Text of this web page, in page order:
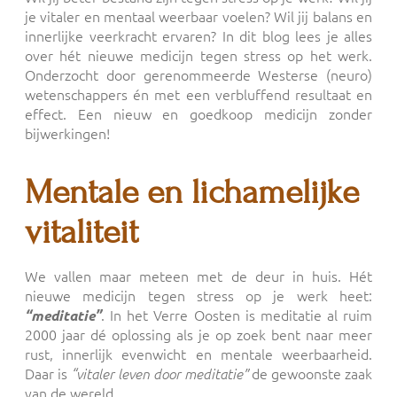
je vitaler en mentaal weerbaar voelen? Wil jij balans en
innerlijke veerkracht ervaren? In dit blog lees je alles
over hét nieuwe medicijn tegen stress op het werk.
Onderzocht door gerenommeerde Westerse (neuro)
wetenschappers én met een verbluffend resultaat en
effect. Een nieuw en goedkoop medicijn zonder
bijwerkingen!
Mentale en lichamelijke
vitaliteit
We vallen maar meteen met de deur in huis. Hét
nieuwe medicijn tegen stress op je werk heet:
“meditatie”. In het Verre Oosten is meditatie al ruim
2000 jaar dé oplossing als je op zoek bent naar meer
rust, innerlijk evenwicht en mentale weerbaarheid.
Daar is “vitaler leven door meditatie”de gewoonste zaak
van de wereld.